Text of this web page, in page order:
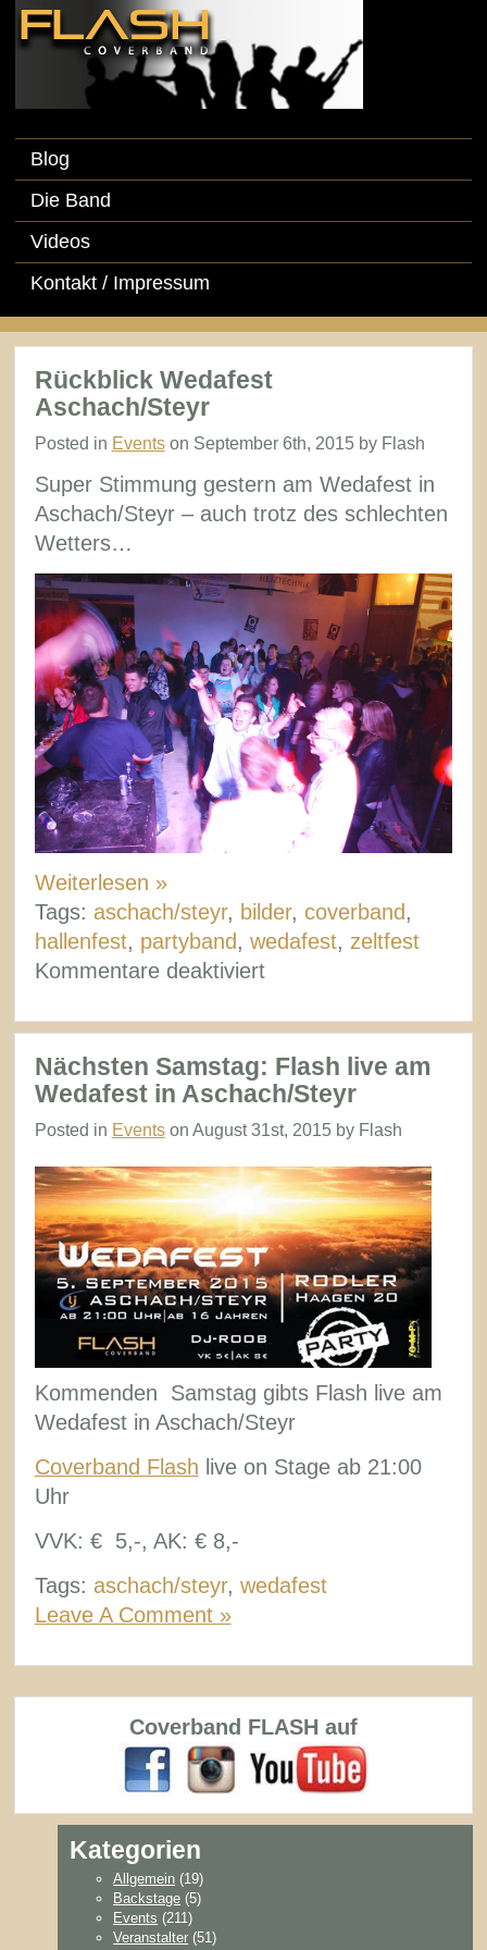
Blog
Die Band
Videos
Kontakt / Impressum
Rückblick Wedafest
Aschach/Steyr
Posted in Eventson September 6th, 2015 by Flash
Super Stimmung gestern am Wedafest in
Aschach/Steyr – auch trotz des schlechten
Wetters…
Weiterlesen »
Tags: aschach/steyr, bilder, coverband ,
hallenfest, partyband , wedafest, zeltfest
Kommentare deaktiviertfür
Wedafest
Aschach/Steyr
Nächsten Samstag: Flash live am
Wedafest in Aschach/Steyr
Posted in Eventson August 31st, 2015 by Flash
Kommenden Samstag gibts Flash live am
Wedafest in Aschach/Steyr
Coverband Flash live on Stage ab 21:00
Uhr
VVK: € 5,-, AK: € 8,-
Tags: aschach/steyr, wedafest
Leave A Comment »
Coverband FLASH auf
Kategorien
Allgemein (19)
Backstage (5)
Events (211)
Veranstalter (51)